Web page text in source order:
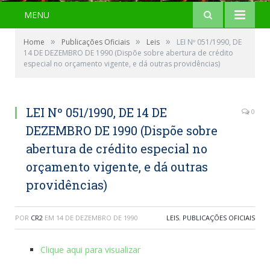
MENU
Home » Publicações Oficiais » Leis »
LEI Nº 051/1990, DE
14 DE DEZEMBRO DE 1990 (Dispõe sobre abertura de crédito
especial no orçamento vigente, e dá outras providências)
LEI Nº 051/1990, DE 14 DE
DEZEMBRO DE 1990 (Dispõe sobre
abertura de crédito especial no
orçamento vigente, e dá outras
providências)
0
POR CR2 EM 14 DE DEZEMBRO DE 1990 LEIS, PUBLICAÇÕES OFICIAIS
Clique aqui para visualizar